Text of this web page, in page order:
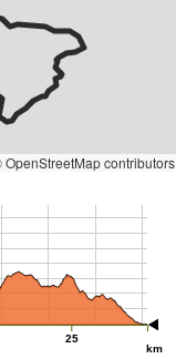
OpenStreetMap contributors
25
km